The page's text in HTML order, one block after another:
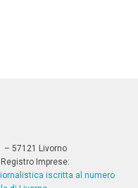
– 57121 Livorno
Registro Imprese:
iscritta al numero